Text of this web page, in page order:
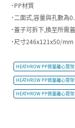
˙PP材質
˙二面式,容量與孔數為
˙蓋子可拆下,換至所需
˙尺寸246x121x50/mm
HEATHROW PP微量離心管
HEATHROW PP微量離心管
HEATHROW PP微量離心管